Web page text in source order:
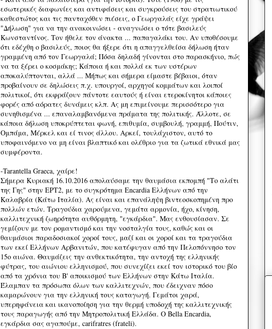
εσωτερικές διαφωνίες και αντιφάσεις και συγκρούσεις του στρατιωτικού
καθεστώτος και τις πανταχόθεν πιέσεις, ο Γεωργαλάς είχε γράψει
"Δήλωση" για να την ανακοινώσει - αναγνώσει ο τότε βασιλεύς
Κωνσταντίνος. Τον ήθελε τον άνακτα ... παπαγαλάκι του. Αν υποθέσουμε
ότι εδέχθη ο βασιλεύς, ποιος θα ήξερε ότι η απαγγελθείσα δήλωση ήταν
γραμμένη από τον Γεωργαλά; Πόσα δηλαδή γίνονται στο παρασκήνιο, πώς
να τα ξέρει ο κοσμάκης; Κάποια ή και πολλά εκ των υστέρων
αποκαλύπτονται, αλλά ... Μήπως και σήμερα είμαστε βέβαιοι, όταν
προβαίνουν σε δηλώσεις π.χ. υπουργοί, αρχηγοί κομμάτων και λοιποί
πολιτικοί, ότι εκφράζουν πάντοτε εαυτούς ή είναι ετεροκίνητοι κάποιες
φορές από αόρατες δυνάμεις κλπ. Ας μη επιμείνουμε περισσότερο για
συνηθισμένα ... επαναλαμβανόμενα πράματα της πολιτικής. Άλλοτε, σε
κάποια δήλωση υποκρύπτεται φωνή, επιθυμία, συμβουλή, γραμμή, Πούτιν,
Ομπάμα, Μέρκελ και εί τινος άλλου. Αρκεί, τουλάχιστον, αυτό το
υποφαινόμενο να μη είναι βλαπτικό και ολέθριο για τα ζωτικά εθνικά μας
συμφέροντα.
-Tarantella Graeca, χαίρε!
Σήμερα Κυριακή 16.10.2016 απολαύσαμε την θαυμάσια εκπομπή "Το αλάτι
της Γης" στην ΕΡΤ2, με το συγκρότημα Encardia Ελλήνων από την
Καλαβρία (Κάτω Ιταλία). Ας είναι και επανάληψη βιντεοσκοπημένη προ
πολλών ετών. Τραγούδια χαρούμενα, γεμάτα αρμονία, ήχο, κίνηση,
καλλιτεχνική ζωηρότητα αυθόρμητη, "εγκάρδια". Μας ενθουσίασαν. Σε
γεμίζουν με τον ρομαντισμό και την νοσταλγία τους, καθώς και οι
θαυμάσιοι παραδοσιακοί χοροί τους, μαζί και οι χοροί και τα τραγούδια
των εκεί Ελλήνων Αρβανιτών, που κατέφυγαν από την Πελοπόννησο τον
15ο αιώνα. Θαυμάζεις την ανθεκτικότητα, την αντοχή της ελληνικής
φύτρας, του αιώνιου ελληνισμού, που συνεχίζει εκεί τον ιστορικό του βίο
από τα χρόνια του Β' αποικισμού των Ελλήνων στην Κάτω Ιταλία.
Έλαμπαν τα πρόσωπα όλων των καλλιτεχνών, που έδειχναν πόσο
καμαρώνουν για την ελληνική τους καταγωγή. Γεμάτοι χαρά,
υπερηφάνεια και ικανοποίηση για την θερμή υποδοχή της καλλιτεχνικής
τους παραγωγής από την Μητροπολιτική Ελλάδα. O Bella Encardia,
εγκάρδια σας αγαπούμε, carifratres (frateli).